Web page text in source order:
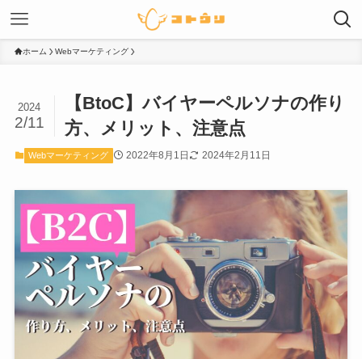
ホーム Webマーケティング
【BtoC】バイヤーペルソナの作り
方、メリット、注意点
2024
2/11
Webマーケティング 2022年8月1日 2024年2月11日